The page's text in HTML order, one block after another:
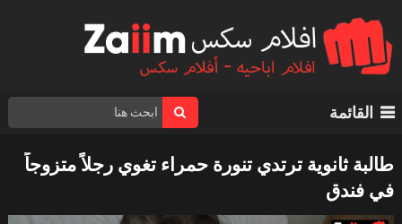
القائمة
طالبة ثانوية ترتدي تنورة حمراء تغوي رجلاً متزوجاً
في فندق